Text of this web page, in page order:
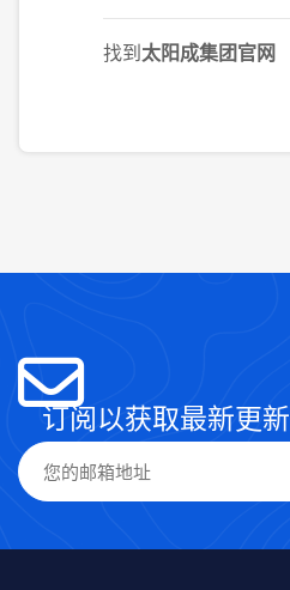
找到 太阳成集团官网
订阅以获取最新更新